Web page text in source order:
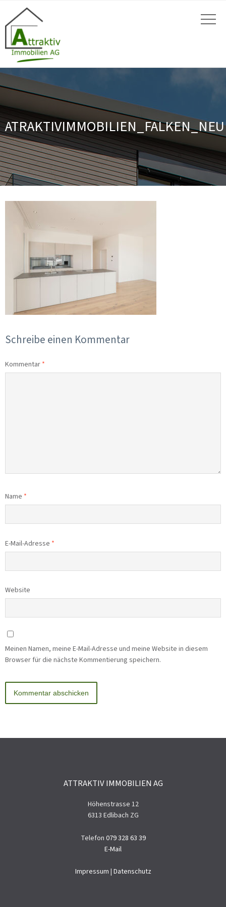
Schreibe einen Kommentar
Kommentar *
Name *
E-Mail-Adresse *
Website
Meinen Namen, meine E-Mail-Adresse und meine Website in diesem
Browser für die nächste Kommentierung speichern.
ATTRAKTIV IMMOBILIEN AG
Höhenstrasse 12
6313 Edlibach ZG
Telefon 079 328 63 39
E-Mail
Impressum | Datenschutz